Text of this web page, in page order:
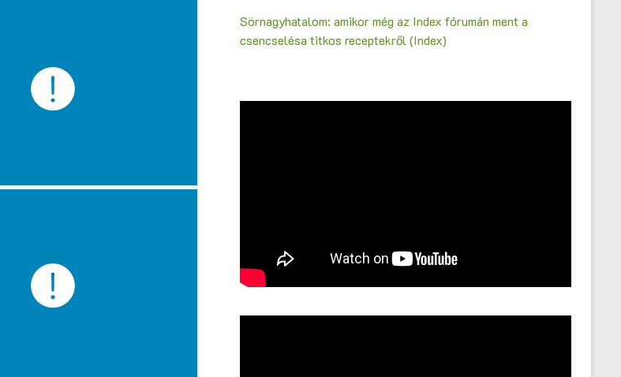
Sörnagyhatalom: amikor még az Index fórumán ment a
csencselésa titkos receptekről (Index)